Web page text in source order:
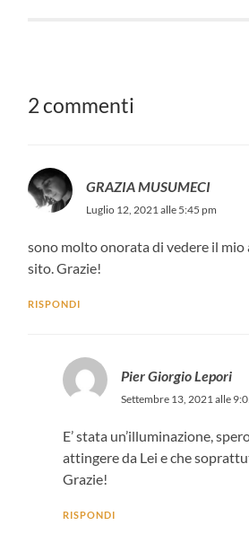
2 commenti
GRAZIA MUSUMECI
Luglio 12, 2021 alle 5:45 pm
sono molto onorata di vedere il
sito. Grazie!
RISPONDI
Pier Giorgio Lepori
Settembre 13, 2021 alle
E’ stata un’illuminazione,
attingere da Lei e che
Grazie!
RISPONDI